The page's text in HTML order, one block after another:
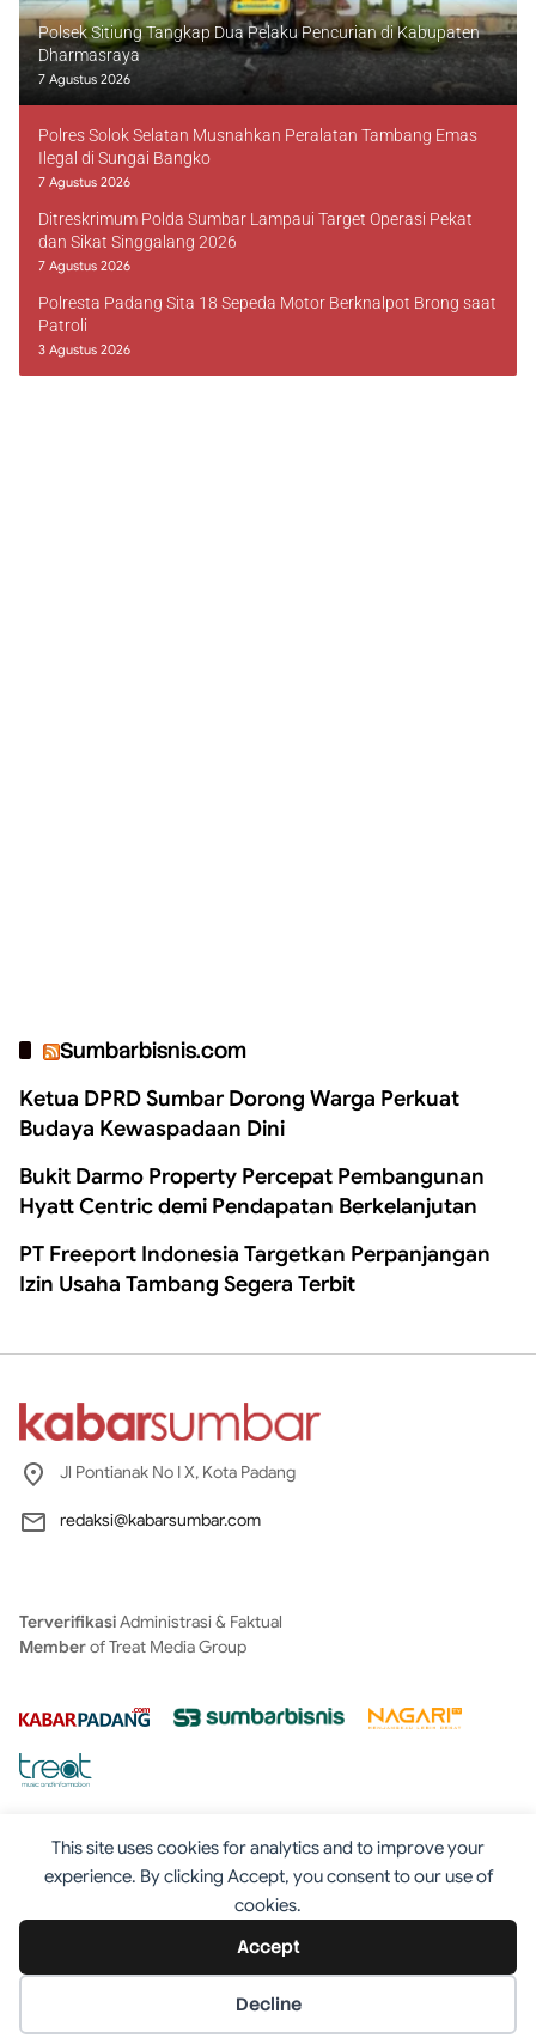
This site uses cookies for analytics and to improve your
experience. By clicking Accept, you consent to our use of
cookies.
Accept
Decline
Polsek Sitiung Tangkap Dua Pelaku Pencurian di Kabupaten
Dharmasraya
7 Agustus 2026
Polres Solok Selatan Musnahkan Peralatan Tambang Emas
Ilegal di Sungai Bangko
7 Agustus 2026
Ditreskrimum Polda Sumbar Lampaui Target Operasi Pekat
dan Sikat Singgalang 2026
7 Agustus 2026
Polresta Padang Sita 18 Sepeda Motor Berknalpot Brong saat
Patroli
3 Agustus 2026
Sumbarbisnis.com
Ketua DPRD Sumbar Dorong Warga Perkuat
Budaya Kewaspadaan Dini
Bukit Darmo Property Percepat Pembangunan
Hyatt Centric demi Pendapatan Berkelanjutan
PT Freeport Indonesia Targetkan Perpanjangan
Izin Usaha Tambang Segera Terbit
Jl Pontianak No I X, Kota Padang
redaksi@kabarsumbar.com
TerverifikasiAdministrasi & Faktual
Memberof Treat Media Group
Tentang Redaksi Kontak Disclaimer
Iklan